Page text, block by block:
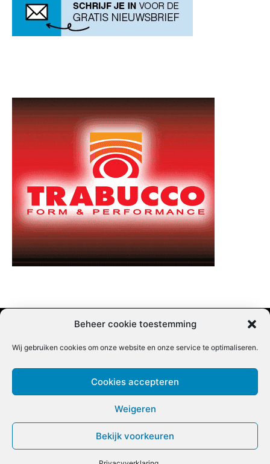
Beheer cookie toestemming
Wij gebruiken cookies om onze website en onze service te optimaliseren.
Cookies accepteren
Weigeren
Bekijk voorkeuren
Nieuwsbrief inschrijven | Partner content